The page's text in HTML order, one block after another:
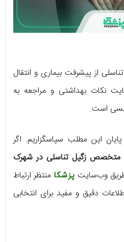
از پیشرفت بیماری و انتقال
نکات بهداشتی و مراجعه به
است.
این مطلب سپاسگزاریم. اگر
متخصص زگیل تناسلی در شهرک
طریق وب‌سایت پزشکا منتظر ارتباط
دقیق و مفید برای انتخابی